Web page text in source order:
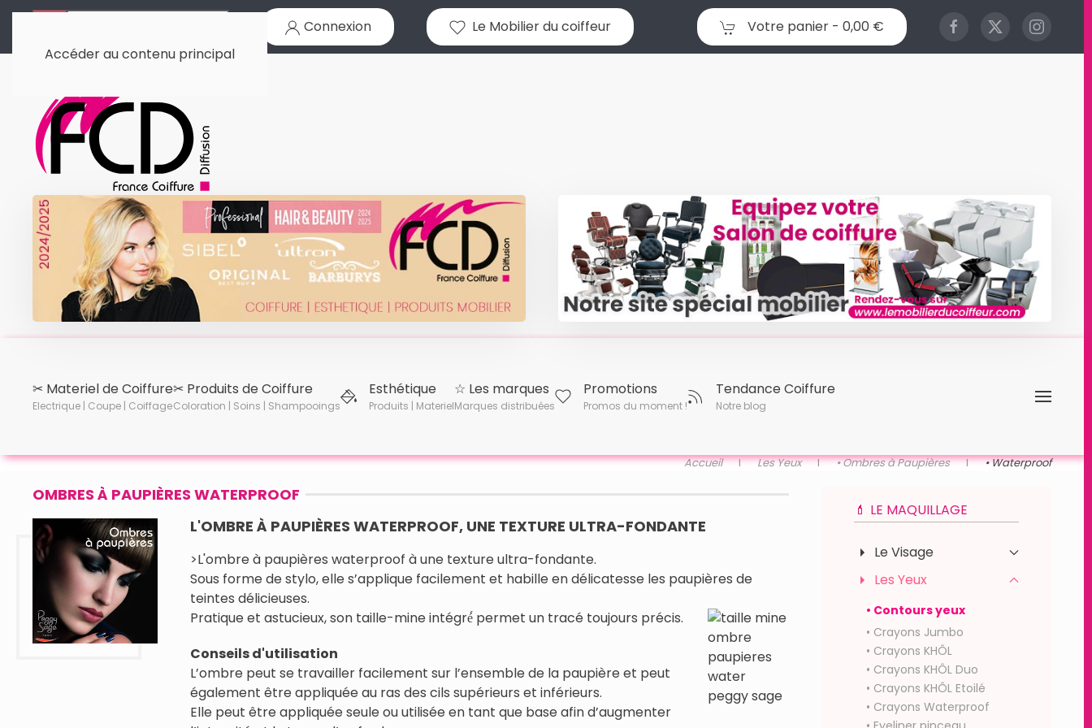
Accéder au contenu principal
Connexion Le Mobilier du coiffeur Votre panier - 0,00 €
✂︎ Materiel de Coiffure
Electrique | Coupe | Coiffage
✂︎ Produits de Coiffure
Coloration | Soins | Shampooings
Esthétique
Produits | Materiel
☆ Les marques
Marques distribuées
Promotions
Promos du moment !
Tendance Coiffure
Notre blog
Accueil Les Yeux • Ombres à Paupières • Waterproof
OMBRES À PAUPIÈRES WATERPROOF
L'OMBRE À PAUPIÈRES WATERPROOF, UNE TEXTURE ULTRA-FONDANTE
>L'ombre à paupières waterproof à une texture ultra-fondante.
Sous forme de stylo, elle s’applique facilement et habille en délicatesse les paupières de
teintes délicieuses.
Pratique et astucieux, son taille-mine intégré́ permet un tracé toujours précis.
Conseils d'utilisation
L’ombre peut se travailler facilement sur l’ensemble de la paupière et peut
également être appliquée au ras des cils supérieurs et inférieurs.
Elle peut être appliquée seule ou utilisée en tant que base afin d’augmenter
💄 LE MAQUILLAGE
Le Visage
Les Yeux
• Contours yeux
• Crayons Jumbo
• Crayons KHÔL
• Crayons KHÔL Duo
• Crayons KHÔL Etoilé
• Crayons Waterproof